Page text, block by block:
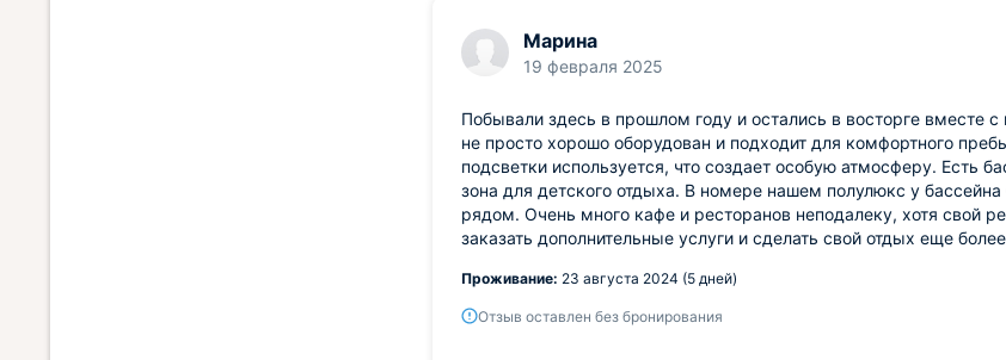
Марина
19 февраля 2025
Побывали здесь в прошлом году и остались в восторге вместе
не просто хорошо оборудован и подходит для комфортного
подсветки используется, что создает особую атмосферу. Есть
зона для детского отдыха. В номере нашем полулюкс у
рядом. Очень много кафе и ресторанов неподалеку, хотя свой
заказать дополнительные услуги и сделать свой отдых еще
Проживание: 23 августа 2024 (5 дней)
Отзыв оставлен без бронирования